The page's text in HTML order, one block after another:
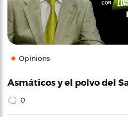
Opinions
Asmáticos y el polvo del
0